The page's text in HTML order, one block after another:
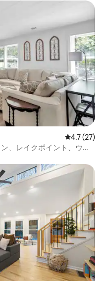
レビュー27
4.7 (27)
、レイクポイント、ウェ